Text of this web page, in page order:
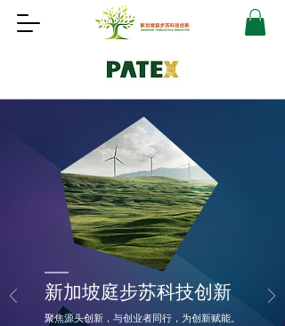
新加坡庭步苏科技创新
聚焦源头创新，与创业者同行，为创新赋能。